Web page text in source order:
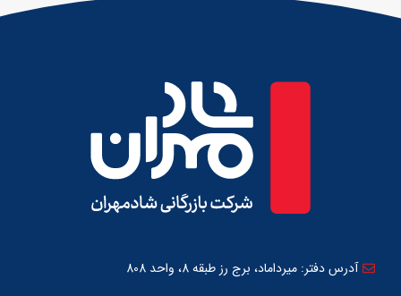
آدرس دفتر: میرداماد، برج رز طبقه 8، واحد 808